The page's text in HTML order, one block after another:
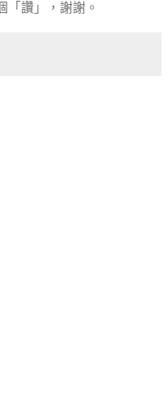
「讚」，謝謝。